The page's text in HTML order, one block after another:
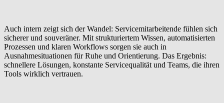
Auch intern zeigt sich der Wandel: Servicemitarbeitende fühlen sich
sicherer und souveräner. Mit strukturiertem Wissen, automatisierten
Prozessen und klaren Workflows sorgen sie auch in
Ausnahmesituationen für Ruhe und Orientierung. Das Ergebnis:
schnellere Lösungen, konstante Servicequalität und Teams, die ihren
Tools wirklich vertrauen.